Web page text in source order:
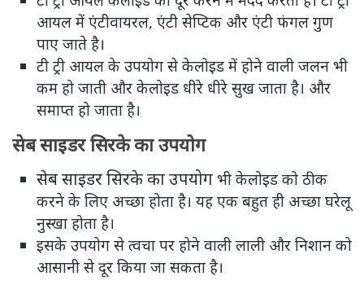
आयल में एंटीवायरल, एंटी सेप्टिक और एंटी फंगल गुण
पाए जाते है।
टी ट्री आयल के उपयोग से केलोइड में होने वाली जलन भी
कम हो जाती और केलोइड धीरे धीरे सुख जाता है। और
समाप्त हो जाता है।
सेब साइडर सिरके का उपयोग
सेब साइडर सिरके का उपयोग भी केलोइड को ठीक
करने के लिए अच्छा होता है। यह एक बहुत ही अच्छा घरेलू
नुस्खा होता है।
इसके उपयोग से त्वचा पर होने वाली लाली और निशान को
आसानी से दूर किया जा सकता है।